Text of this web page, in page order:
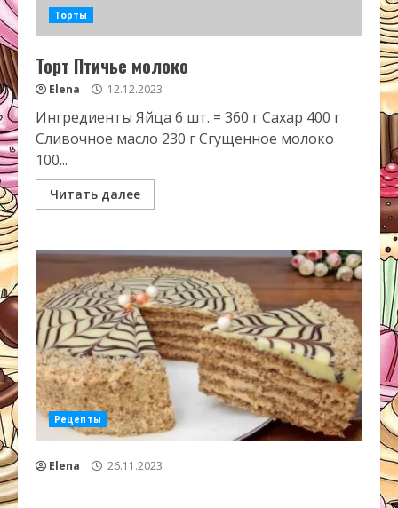
Торты
Торт Птичье молоко
Elena 12.12.2023
Ингредиенты Яйца 6 шт. = 360 г Сахар 400 г
Сливочное масло 230 г Сгущенное молоко
100...
Читать далее
Рецепты
Elena 26.11.2023